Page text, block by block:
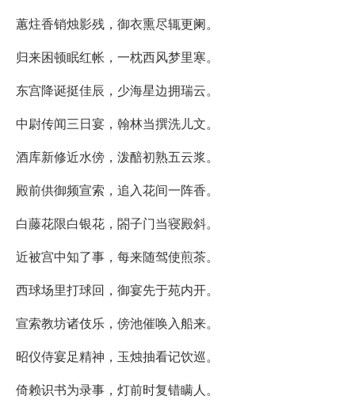
蕙炷香销烛影残，御衣熏尽辄更阑。
归来困顿眠红帐，一枕西风梦里寒。
东宫降诞挺佳辰，少海星边拥瑞云。
中尉传闻三日宴，翰林当撰洗儿文。
酒库新修近水傍，泼醅初熟五云浆。
殿前供御频宣索，追入花间一阵香。
白藤花限白银花，閤子门当寝殿斜。
近被宫中知了事，每来随驾使煎茶。
西球场里打球回，御宴先于苑内开。
宣索教坊诸伎乐，傍池催唤入船来。
昭仪侍宴足精神，玉烛抽看记饮巡。
倚赖识书为录事，灯前时复错瞒人。